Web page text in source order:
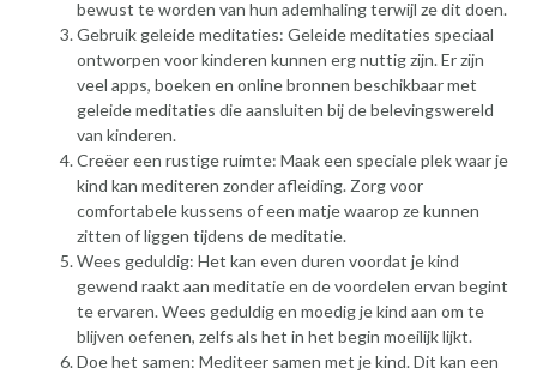
bewust te worden van hun ademhaling terwijl ze dit doen.
Gebruik geleide meditaties: Geleide meditaties speciaal
ontworpen voor kinderen kunnen erg nuttig zijn. Er zijn
veel apps, boeken en online bronnen beschikbaar met
geleide meditaties die aansluiten bij de belevingswereld
van kinderen.
Creëer een rustige ruimte: Maak een speciale plek waar je
kind kan mediteren zonder afleiding. Zorg voor
comfortabele kussens of een matje waarop ze kunnen
zitten of liggen tijdens de meditatie.
Wees geduldig: Het kan even duren voordat je kind
gewend raakt aan meditatie en de voordelen ervan begint
te ervaren. Wees geduldig en moedig je kind aan om te
blijven oefenen, zelfs als het in het begin moeilijk lijkt.
Doe het samen: Mediteer samen met je kind. Dit kan een